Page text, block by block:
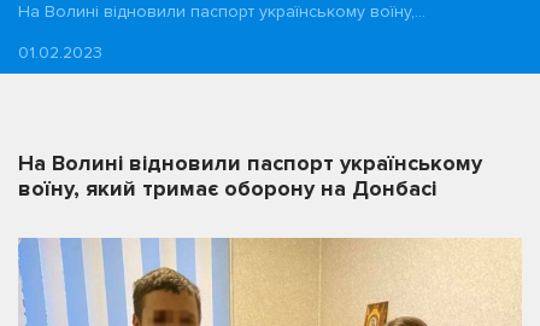
На Волині відновили паспорт українському воїну,…
01.02.2023
На Волині відновили паспорт українському
воїну, який тримає оборону на Донбасі